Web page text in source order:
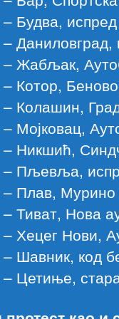
Будва,
Даниловград,
Жабљак,
Котор,
Колашин,
Мојковац,
– Никшић,
– Пљевља,
– Плав, Мурино
Тиват, Нова
Хецег Нови,
Шавник, код
Цетиње,